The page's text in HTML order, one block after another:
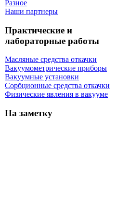
Разное
Наши партнеры
Практические и
лабораторные работы
Масляные средства откачки
Вакуумометрические приборы
Вакуумные установки
Сорбционные средства откачки
Физические явления в вакууме
На заметку